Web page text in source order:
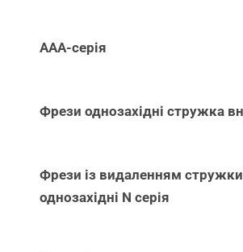
ААА-серія
Фрези однозахідні стружка
Фрези із видаленням
однозахідні N серія